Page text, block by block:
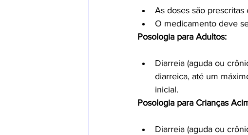
As doses são
O medicamento deve
Posologia para Adultos:
Diarreia (aguda ou
diarreica, até um
inicial.
Posologia para Crianças
Diarreia (aguda ou